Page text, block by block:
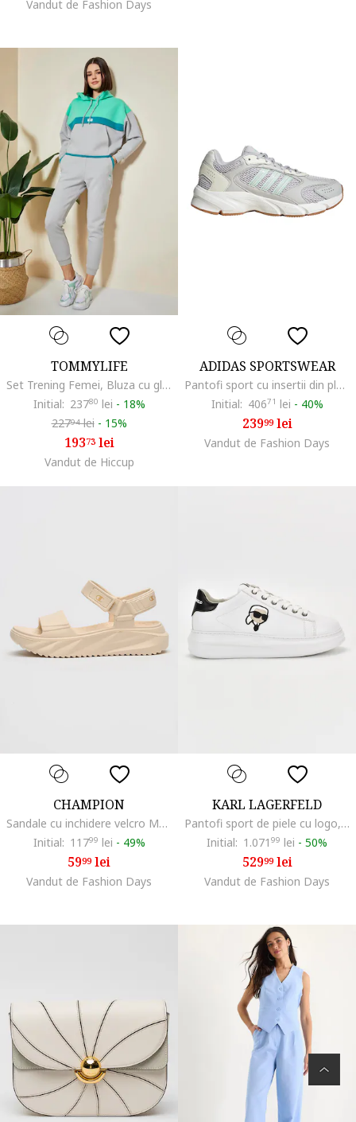
Vandut de Fashion Days
TOMMYLIFE
Set Trening Femei, Bluza cu gluga si Pantaloni, Multicolor, Poliester-Bumbac-Elastan
Initial: 23780 lei - 18%
22794lei - 15%
19373lei
Vandut de Hiccup
ADIDAS SPORTSWEAR
Pantofi sport cu insertii din plasa Crazychaos 2000, Gri deschis/Albastru prafuit/Alb murdar
Initial: 40671 lei - 40%
23999lei
Vandut de Fashion Days
CHAMPION
Sandale cu inchidere velcro Moon, Bej deschis
Initial: 11799 lei - 49%
5999lei
Vandut de Fashion Days
KARL LAGERFELD
Pantofi sport de piele cu logo, Alb
Initial: 1.071 99 lei - 50%
52999lei
Vandut de Fashion Days